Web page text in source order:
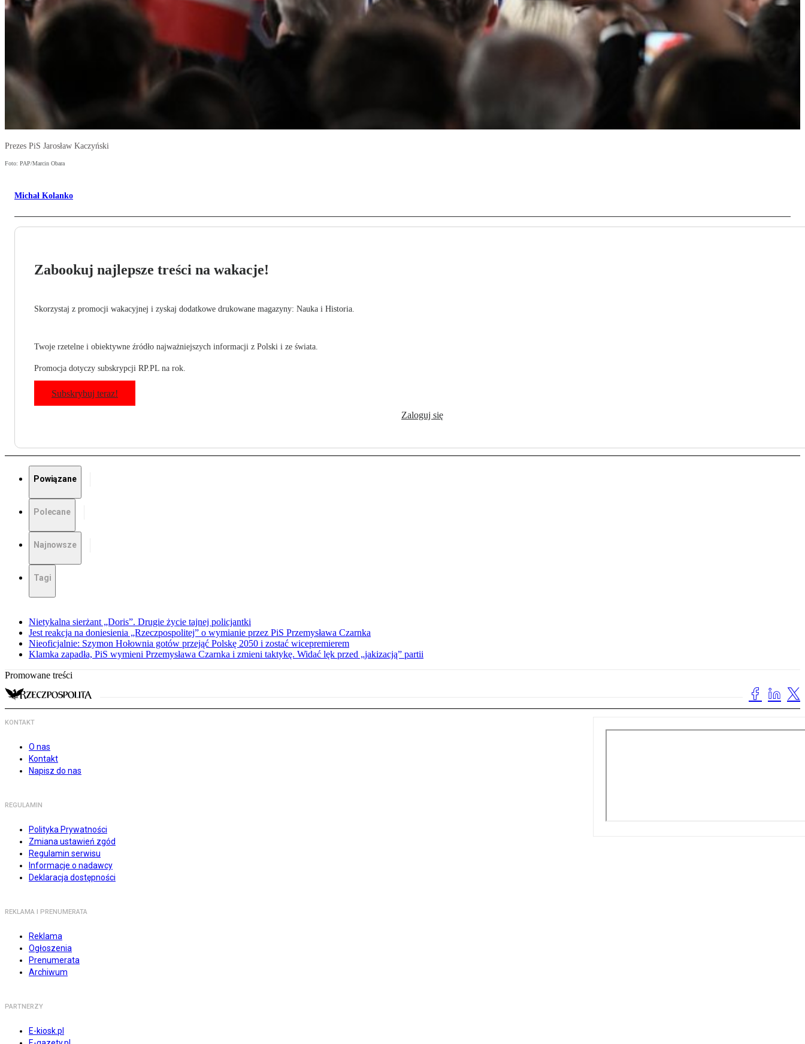
Prezes PiS Jarosław Kaczyński
Foto: PAP/Marcin Obara
Michał Kolanko
Zabookuj najlepsze treści na wakacje!
Skorzystaj z promocji wakacyjnej i zyskaj dodatkowe drukowane magazyny: Nauka i Historia.
Twoje rzetelne i obiektywne źródło najważniejszych informacji z Polski i ze świata.
Promocja dotyczy subskrypcji RP.PL na rok.
Subskrybuj teraz!
Zaloguj się
Powiązane
Polecane
Najnowsze
Tagi
Nietykalna sierżant „Doris”. Drugie życie tajnej policjantki
Jest reakcja na doniesienia „Rzeczpospolitej” o wymianie przez PiS Przemysława Czarnka
Nieoficjalnie: Szymon Hołownia gotów przejąć Polskę 2050 i zostać wicepremierem
Klamka zapadła, PiS wymieni Przemysława Czarnka i zmieni taktykę. Widać lęk przed „jakizacją” partii
Promowane treści
KONTAKT
O nas
Kontakt
Napisz do nas
REGULAMIN
Polityka Prywatności
Zmiana ustawień zgód
Regulamin serwisu
Informacje o nadawcy
Deklaracja dostępności
REKLAMA I PRENUMERATA
Reklama
Ogłoszenia
Prenumerata
Archiwum
PARTNERZY
E-kiosk.pl